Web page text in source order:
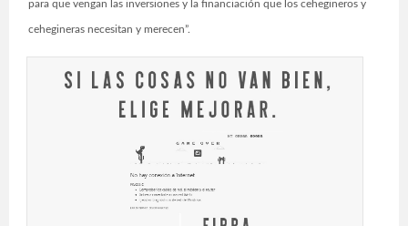
para que vengan las inversiones y la financiación que los cehegineros y
cehegineras necesitan y merecen”.